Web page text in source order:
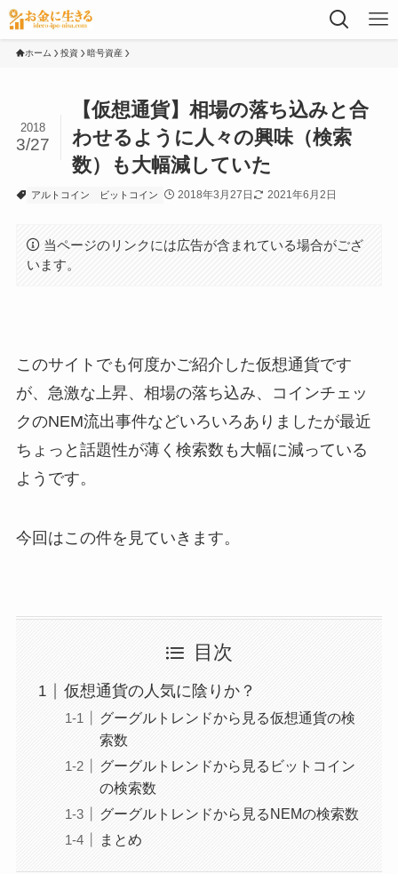
ホーム 投資 暗号資産
【仮想通貨】相場の落ち込みと合
わせるように人々の興味（検索
数）も大幅減していた
2018
3/27
アルトコイン ビットコイン 2018年3月27日 2021年6月2日
当ページのリンクには広告が含まれている場合がござ
います。
このサイトでも何度かご紹介した仮想通貨です
が、急激な上昇、相場の落ち込み、コインチェッ
クのNEM流出事件などいろいろありましたが最近
ちょっと話題性が薄く検索数も大幅に減っている
ようです。
今回はこの件を見ていきます。
目次
仮想通貨の人気に陰りか？
グーグルトレンドから見る仮想通貨の検
索数
グーグルトレンドから見るビットコイン
の検索数
グーグルトレンドから見るNEMの検索数
まとめ